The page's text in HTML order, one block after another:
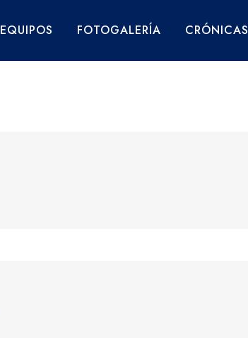
EQUIPOS FOTOGALERÍA CRÓNICAS